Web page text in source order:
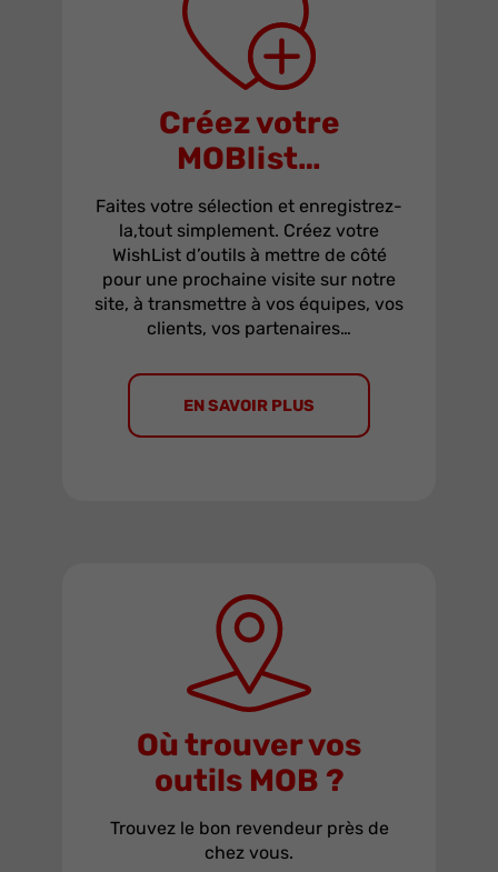
Créez votre
MOBlist…
Faites votre sélection et enregistrez-
la,tout simplement. Créez votre
WishList d’outils à mettre de côté
pour une prochaine visite sur notre
site, à transmettre à vos équipes, vos
clients, vos partenaires…
EN SAVOIR PLUS
Où trouver vos
outils MOB ?
Trouvez le bon revendeur près de
chez vous.
OUTILS FIABLES DEPUIS 1920.
Produits
Rangement et compositions
Clés à ouverture fixe et variable